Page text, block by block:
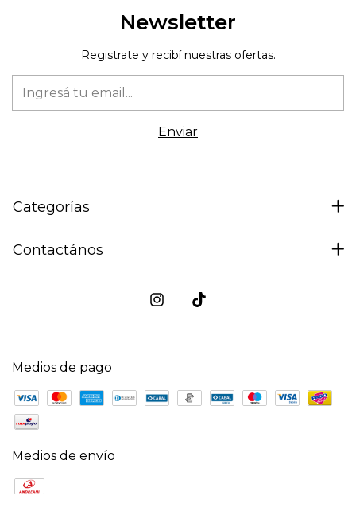
Newsletter
Registrate y recibí nuestras ofertas.
Categorías
Contactános
Medios de pago
Medios de envío